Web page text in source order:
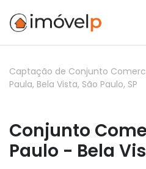
Captação de Conjunto
Paula, Bela Vista, São Paulo, SP
Conjunto
Paulo - Bela